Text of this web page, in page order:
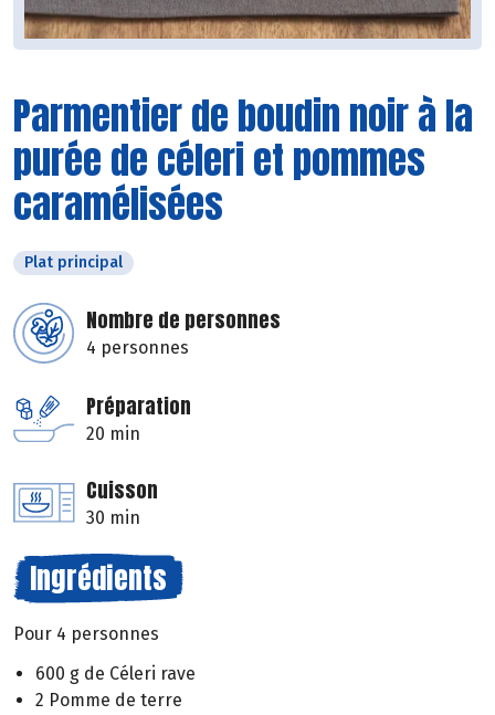
Parmentier de boudin noir à la
purée de céleri et pommes
caramélisées
Plat principal
Nombre de personnes
4 personnes
Préparation
20 min
Cuisson
30 min
Ingrédients
Pour 4 personnes
600 g de Céleri rave
2 Pomme de terre